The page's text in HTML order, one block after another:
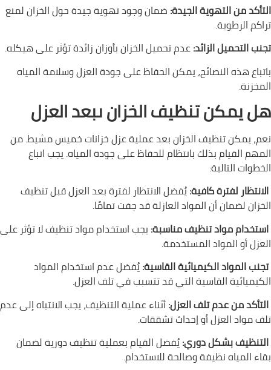
التأكد من التهوية الجيدة: ضمان وجود تهوية جيدة حول الخزان لمنع
تراكم الرطوبة.
تجنب التحميل الزائد:عدم تحميل الخزان بأوزان زائدة تؤثر على هيكله.
باتباع هذه النصائح، يمكن الحفاظ على جودة العزل وسلامة المياه
المخزنة.
هل يمكن تنظيف الخزان ىبعد العزل
نعم، يمكن تنظيف الخزان بعد عملية عزل خزانات خميس مشيط. من
المهم القيام بذلك بانتظام للحفاظ على جودة المياه. يجب اتباع
الخطوات التالية:
الانتظار لفترة كافية:يُفضل الانتظار لفترة بعد العزل قبل تنظيف
الخزان لضمان أن المواد العازلة قد جفت تمامًا.
استخدام مواد تنظيف مناسبة: يجب استخدام مواد تنظيف لا تؤثر على
العزل أو المواد المستخدمة.
تجنب المواد الكيميائية القاسية:يُفضل عدم استخدام المواد
الكيميائية القاسية التي قد تتسبب في تلف العزل.
التأكد من عدم تلف العزل:أثناء عملية التنظيف، يجب الانتباه إلى عدم
تلف مواد العزل أو إحداث تشققات.
التنظيف بشكل دوري:يُفضل القيام بعملية تنظيف دورية لضمان
بقاء المياه نظيفة وصالحة للاستخدام.